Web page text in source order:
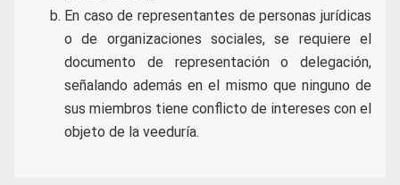
En caso de representantes de personas jurídicas
o de organizaciones sociales, se requiere el
documento de representación o delegación,
señalando además en el mismo que ninguno de
sus miembros tiene conflicto de intereses con el
objeto de la veeduría.